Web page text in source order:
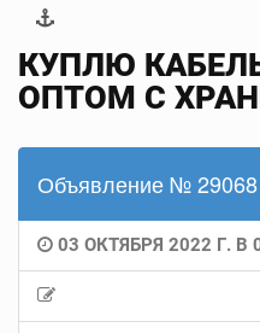
КУПЛЮ
ОПТОМ С
Объявление № 29068
03 ОКТЯБРЯ 2022 Г. В